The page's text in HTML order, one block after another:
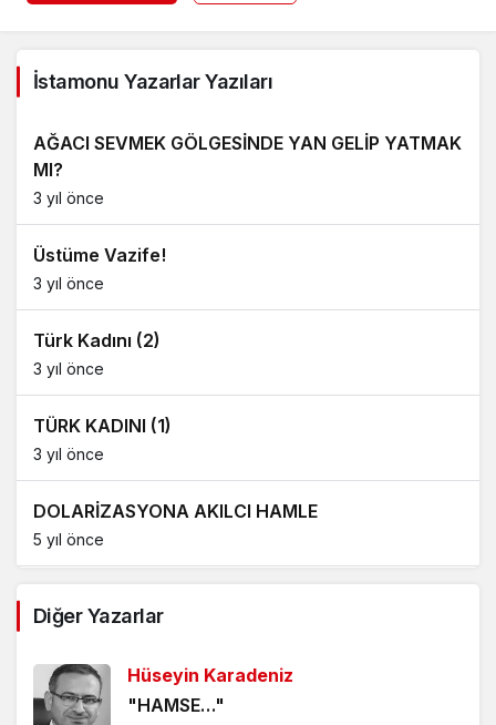
İstamonu Yazarlar Yazıları
AĞACI SEVMEK GÖLGESİNDE YAN GELİP YATMAK
MI?
3 yıl önce
Üstüme Vazife!
3 yıl önce
Türk Kadını (2)
3 yıl önce
TÜRK KADINI (1)
3 yıl önce
DOLARİZASYONA AKILCI HAMLE
5 yıl önce
5 yıl önce
ÖLÜMÜ BEKLEMEK
5 yıl önce
Diğer Yazarlar
Hüseyin Karadeniz
"HAMSE…"